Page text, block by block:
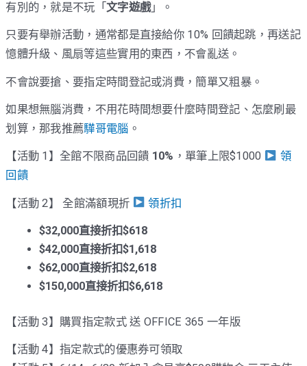
有別的，就是不玩「文字遊戲」。
只要有舉辦活動，通常都是直接給你 10% 回饋起跳，再送記
憶體升級、風扇等這些實用的東西，不會亂送。
不會說要搶、要指定時間登記或消費，簡單又粗暴。
如果想無腦消費，不用花時間想要什麼時間登記、怎麼刷最
划算，那我推薦驊哥電腦 。
【活動 1】全館不限商品回饋 10% ，單筆上限$1000
領
回饋
【活動 2】 全館滿額現折 領折扣
$32,000直接折扣$618
$42,000直接折扣$1,618
$62,000直接折扣$2,618
$150,000直接折扣$6,618
【活動 3】購買指定款式 送 OFFICE 365 一年版
【活動 4】指定款式的優惠券可領取